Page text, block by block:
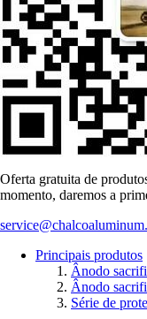
Oferta gratuita de
momento, daremos a
Principais produtos
Ânodo
Ânodo
Série de